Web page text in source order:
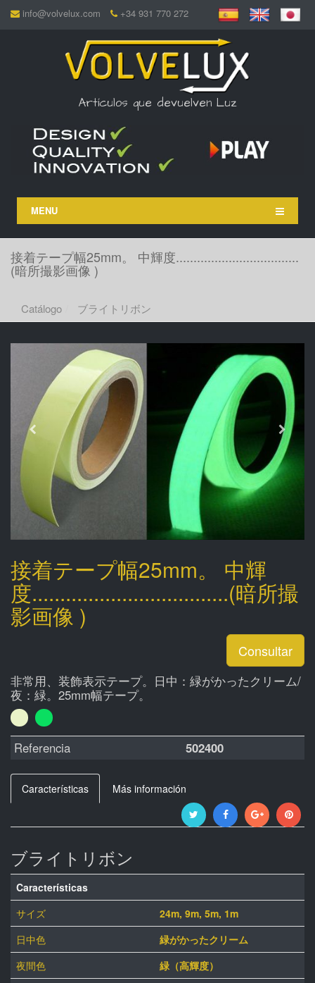
info@volvelux.com +34 931 770 272
Artículos que devuelven Luz
MENU
接着テープ幅25mm。 中輝度...................................
(暗所撮影画像 )
Catálogo ブライトリボン
接着テープ幅25mm。 中輝
度...................................(暗所撮
影画像 )
Consultar
非常用、装飾表示テープ。日中：緑がかったクリーム/
夜：緑。25mm幅テープ。
Referencia 502400
Características Más información
ブライトリボン
Características
サイズ
24m, 9m, 5m, 1m
日中色
緑がかったクリーム
夜間色
緑（高輝度）